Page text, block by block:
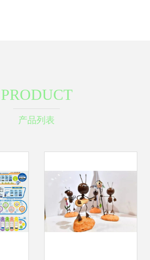
PRODUCT
产品列表